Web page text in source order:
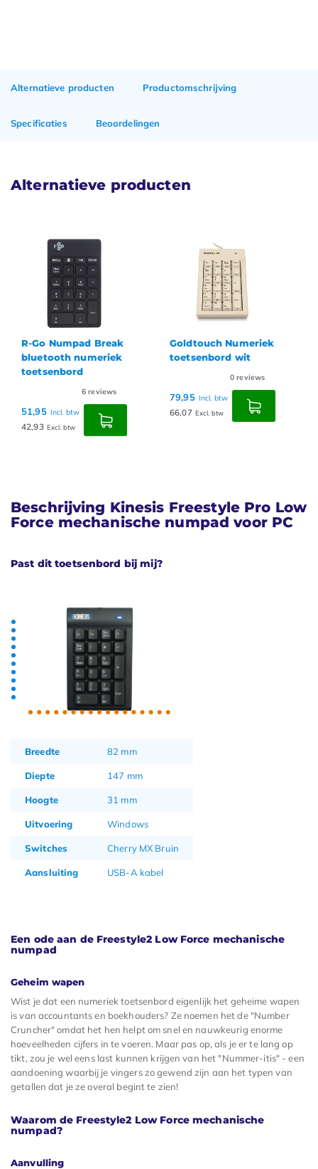
Alternatieve producten Productomschrijving
Specificaties Beoordelingen
Alternatieve producten
R-Go Numpad Break
bluetooth numeriek
toetsenbord
6 reviews
51,95 Incl. btw
42,93 Excl. btw
Goldtouch Numeriek
toetsenbord wit
0 reviews
79,95 Incl. btw
66,07 Excl. btw
Beschrijving Kinesis Freestyle Pro Low
Force mechanische numpad voor PC
Past dit toetsenbord bij mij?
Breedte 82 mm
Diepte 147 mm
Hoogte 31 mm
Uitvoering Windows
Switches Cherry MX Bruin
Aansluiting USB-A kabel
Een ode aan de Freestyle2 Low Force mechanische
numpad
Geheim wapen
Wist je dat een numeriek toetsenbord eigenlijk het geheime wapen
is van accountants en boekhouders? Ze noemen het de "Number
Cruncher" omdat het hen helpt om snel en nauwkeurig enorme
hoeveelheden cijfers in te voeren. Maar pas op, als je er te lang op
tikt, zou je wel eens last kunnen krijgen van het "Nummer-itis" - een
aandoening waarbij je vingers zo gewend zijn aan het typen van
getallen dat je ze overal begint te zien!
Waarom de Freestyle2 Low Force mechanische
numpad?
Aanvulling